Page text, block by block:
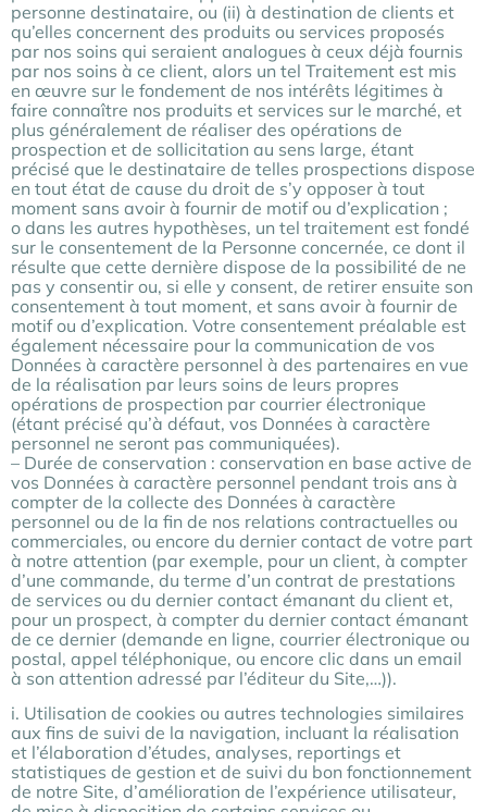
personne destinataire, ou (ii) à destination de clients et
qu’elles concernent des produits ou services proposés
par nos soins qui seraient analogues à ceux déjà fournis
par nos soins à ce client, alors un tel Traitement est mis
en œuvre sur le fondement de nos intérêts légitimes à
faire connaître nos produits et services sur le marché, et
plus généralement de réaliser des opérations de
prospection et de sollicitation au sens large, étant
précisé que le destinataire de telles prospections dispose
en tout état de cause du droit de s’y opposer à tout
moment sans avoir à fournir de motif ou d’explication ;
o dans les autres hypothèses, un tel traitement est fondé
sur le consentement de la Personne concernée, ce dont il
résulte que cette dernière dispose de la possibilité de ne
pas y consentir ou, si elle y consent, de retirer ensuite son
consentement à tout moment, et sans avoir à fournir de
motif ou d’explication. Votre consentement préalable est
également nécessaire pour la communication de vos
Données à caractère personnel à des partenaires en vue
de la réalisation par leurs soins de leurs propres
opérations de prospection par courrier électronique
(étant précisé qu’à défaut, vos Données à caractère
personnel ne seront pas communiquées).
– Durée de conservation : conservation en base active de
vos Données à caractère personnel pendant trois ans à
compter de la collecte des Données à caractère
personnel ou de la fin de nos relations contractuelles ou
commerciales, ou encore du dernier contact de votre part
à notre attention (par exemple, pour un client, à compter
d’une commande, du terme d’un contrat de prestations
de services ou du dernier contact émanant du client et,
pour un prospect, à compter du dernier contact émanant
de ce dernier (demande en ligne, courrier électronique ou
postal, appel téléphonique, ou encore clic dans un email
à son attention adressé par l’éditeur du Site,…)).
i. Utilisation de cookies ou autres technologies similaires
aux fins de suivi de la navigation, incluant la réalisation
et l’élaboration d’études, analyses, reportings et
statistiques de gestion et de suivi du bon fonctionnement
de notre Site, d’amélioration de l’expérience utilisateur,